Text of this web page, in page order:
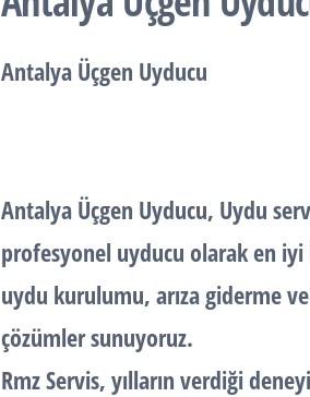
Antalya Üçgen Uyducu
Antalya Üçgen Uyducu, Uydu
profesyonel uyducu olarak en iyi
uydu kurulumu, arıza gidermeve
çözümler sunuyoruz.
Rmz Servis, yılların verdiği